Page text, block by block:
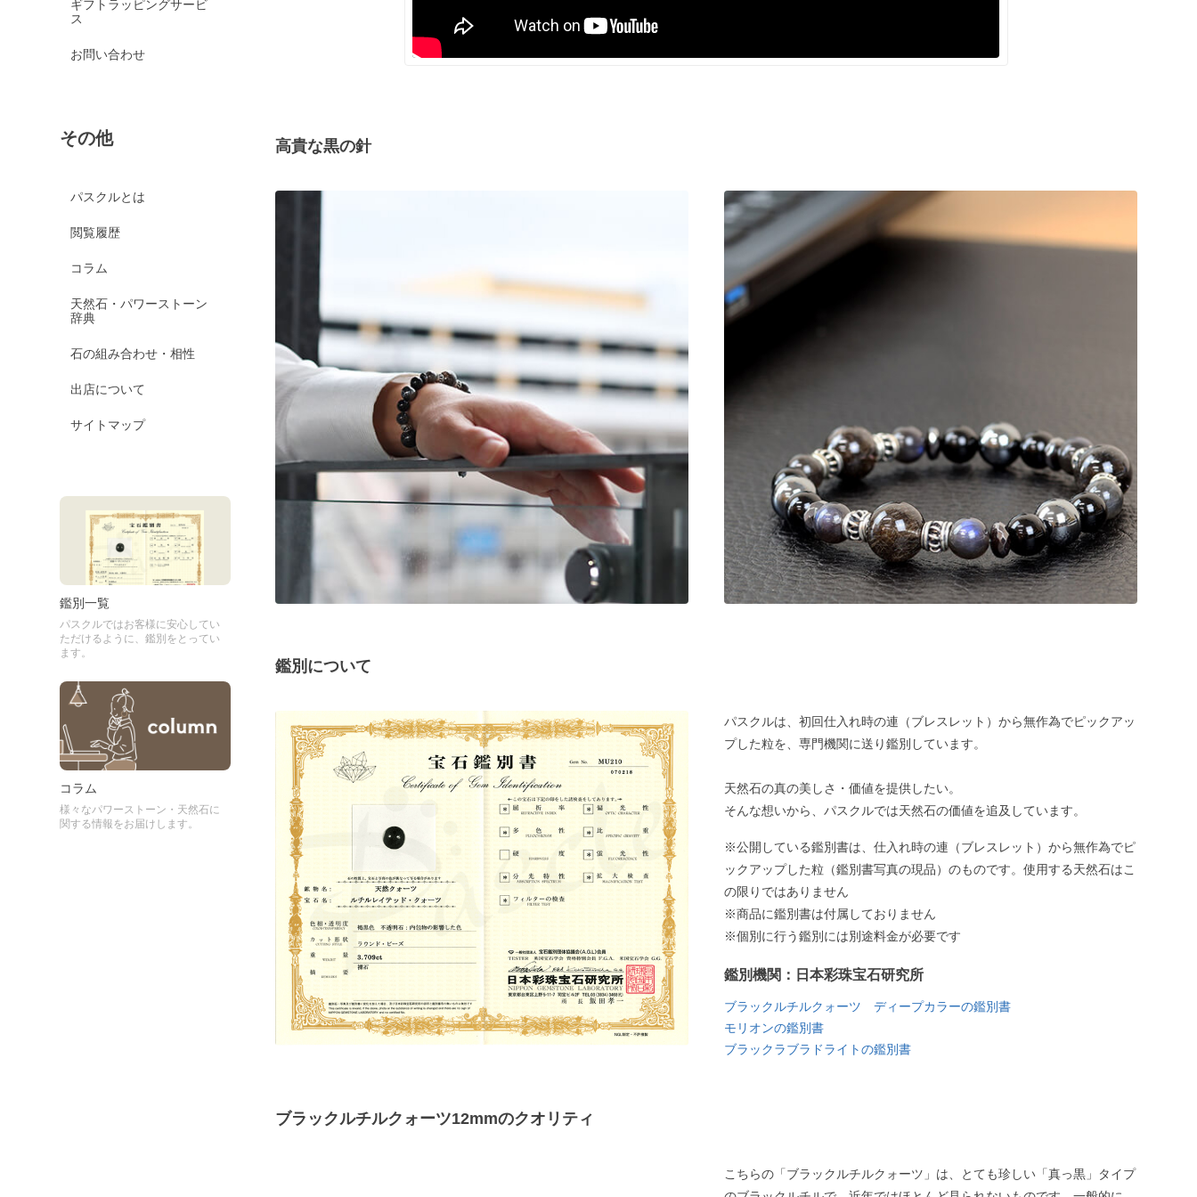
ギフトラッピングサービ
ス
お問い合わせ
その他
パスクルとは
閲覧履歴
コラム
天然石・パワーストーン
辞典
石の組み合わせ・相性
出店について
サイトマップ
鑑別一覧
パスクルではお客様に安心してい
ただけるように、鑑別をとってい
ます。
コラム
様々なパワーストーン・天然石に
関する情報をお届けします。
高貴な黒の針
鑑別について
パスクルは、初回仕入れ時の連（ブレスレット）から無作為でピックアッ
プした粒を、専門機関に送り鑑別しています。
天然石の真の美しさ・価値を提供したい。
そんな想いから、パスクルでは天然石の価値を追及しています。
※公開している鑑別書は、仕入れ時の連（ブレスレット）から無作為でピ
ックアップした粒（鑑別書写真の現品）のものです。使用する天然石はこ
の限りではありません
※商品に鑑別書は付属しておりません
※個別に行う鑑別には別途料金が必要です
鑑別機関：日本彩珠宝石研究所
ブラックルチルクォーツ ディープカラーの鑑別書
モリオンの鑑別書
ブラックラブラドライトの鑑別書
ブラックルチルクォーツ12mmのクオリティ
こちらの「ブラックルチルクォーツ」は、とても珍しい「真っ黒」タイプ